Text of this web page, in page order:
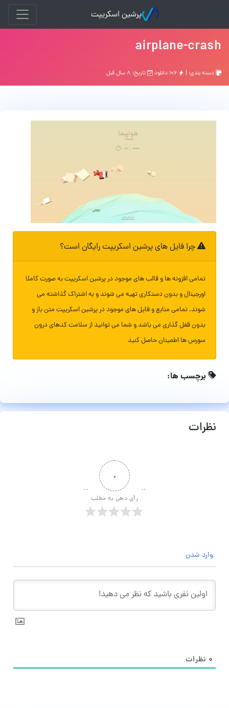
پرشین اسکریپت
airplane-crash
دسته بندی: | تاریخ: ۸ سال قبل
چرا فایل های پرشین اسکریپت رایگان است؟
تمامی افزونه ها و قالب های موجود در پرشین اسکریپت به صورت کاملا
اورجینال و بدون دستکاری تهیه می شوند و به اشتراک گذاشته می
شوند. تمامی منابع و فایل های موجود در پرشین اسکریپت متن باز و
بدون قفل گذاری می باشد و شما می توانید از سلامت کدهای درون
سورس ها اطمینان حاصل کنید
برچسب ها:
نظرات
۰
رأی دهی به مطلب
وارد شدن
۰ نظرات